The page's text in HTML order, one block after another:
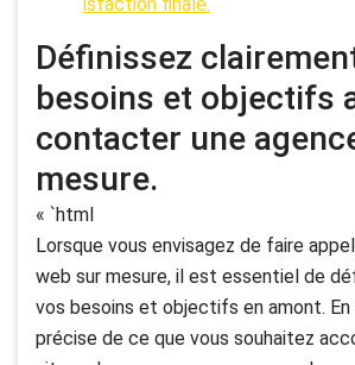
Définissez
besoins et objectifs
contacter une
mesure.
« `html
Lorsque vous envisagez de faire
web sur mesure, il est essentiel de
vos besoins et objectifs en amont. En
précise de ce que vous souhaitez